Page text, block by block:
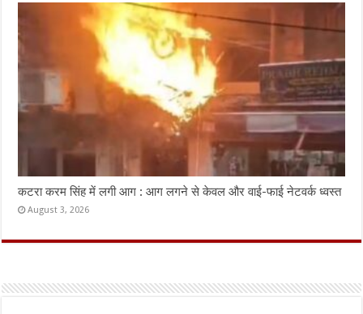
कटरा करम सिंह में लगी आग : आग लगने से केवल और वाई-फाई नेटवर्क ध्वस्त
August 3, 2026